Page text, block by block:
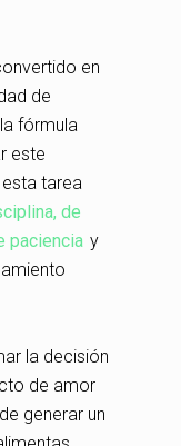
en
de
fórmula
este
tarea
de
paciencia y
la decisión
de amor
generar un